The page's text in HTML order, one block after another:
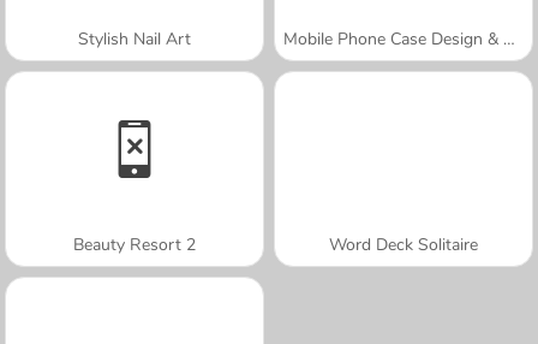
Stylish Nail Art Mobile Phone Case Design & DIY
Beauty Resort 2 Word Deck Solitaire